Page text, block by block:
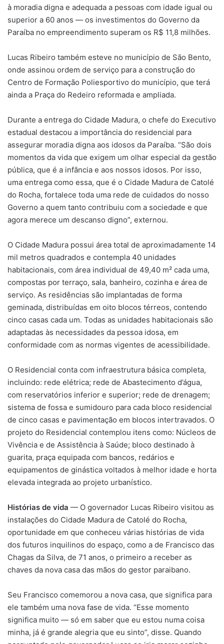
à moradia digna e adequada a pessoas com idade igual ou
superior a 60 anos — os investimentos do Governo da
Paraíba no empreendimento superam os R$ 11,8 milhões.
Lucas Ribeiro também esteve no município de São Bento,
onde assinou ordem de serviço para a construção do
Centro de Formação Poliesportivo do município, que terá
ainda a Praça do Redeiro reformada e ampliada.
Durante a entrega do Cidade Madura, o chefe do Executivo
estadual destacou a importância do residencial para
assegurar moradia digna aos idosos da Paraíba. “São dois
momentos da vida que exigem um olhar especial da gestão
pública, que é a infância e aos nossos idosos. Por isso,
uma entrega como essa, que é o Cidade Madura de Catolé
do Rocha, fortalece toda uma rede de cuidados do nosso
Governo a quem tanto contribuiu com a sociedade e que
agora merece um descanso digno”, externou.
O Cidade Madura possui área total de aproximadamente 14
mil metros quadrados e contempla 40 unidades
habitacionais, com área individual de 49,40 m² cada uma,
compostas por terraço, sala, banheiro, cozinha e área de
serviço. As residências são implantadas de forma
geminada, distribuídas em oito blocos térreos, contendo
cinco casas cada um. Todas as unidades habitacionais são
adaptadas às necessidades da pessoa idosa, em
conformidade com as normas vigentes de acessibilidade.
O Residencial conta com infraestrutura básica completa,
incluindo: rede elétrica; rede de Abastecimento d’água,
com reservatórios inferior e superior; rede de drenagem;
sistema de fossa e sumidouro para cada bloco residencial
de cinco casas e pavimentação em blocos intertravados. O
projeto do Residencial contemplou itens como: Núcleos de
Vivência e de Assistência à Saúde; bloco destinado à
guarita, praça equipada com bancos, redários e
equipamentos de ginástica voltados à melhor idade e horta
elevada integrada ao projeto urbanístico.
Histórias de vida — O governador Lucas Ribeiro visitou as
instalações do Cidade Madura de Catolé do Rocha,
oportunidade em que conheceu várias histórias de vida
dos futuros inquilinos do espaço, como a de Francisco das
Chagas da Silva, de 71 anos, o primeiro a receber as
chaves da nova casa das mãos do gestor paraibano.
Seu Francisco comemorou a nova casa, que significa para
ele também uma nova fase de vida. “Esse momento
significa muito — só em saber que eu estou numa coisa
minha, já é grande alegria que eu sinto”, disse. Quando